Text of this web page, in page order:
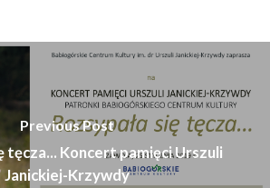
Previous Post
tęcza... Koncert pamięci Urszuli
Janickiej-Krzywdy